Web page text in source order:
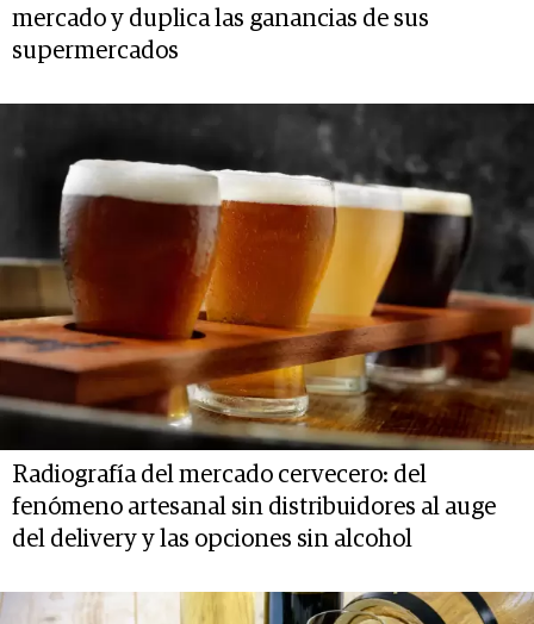
mercado y duplica las ganancias de sus
supermercados
Radiografía del mercado cervecero: del
fenómeno artesanal sin distribuidores al auge
del delivery y las opciones sin alcohol